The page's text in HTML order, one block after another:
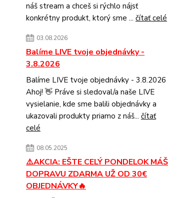
náš stream a chceš si rýchlo nájsť
konkrétny produkt, ktorý sme ... čítať celé
03.08.2026
Balíme LIVE tvoje objednávky -
3.8.2026
Balíme LIVE tvoje objednávky - 3.8.2026
Ahoj! 👋 Práve si sledoval/a naše LIVE
vysielanie, kde sme balili objednávky a
ukazovali produkty priamo z náš... čítať
celé
08.05.2025
⚠️AKCIA: EŠTE CELÝ PONDELOK MÁŠ
DOPRAVU ZDARMA UŽ OD 30€
OBJEDNÁVKY🔥